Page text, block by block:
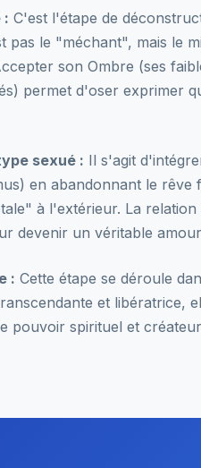
: C'est l'étape de
le "méchant", mais le
son Ombre (ses
permet d'oser exprimer
sexué : Il s'agit
en abandonnant le rêve
à l'extérieur. La relation
devenir un véritable
: Cette étape se déroule
et libératrice,
pouvoir spirituel et